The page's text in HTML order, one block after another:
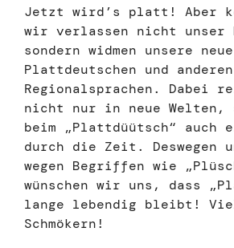
Jetzt wird’s platt! Aber
wir verlassen nicht unser
sondern widmen unsere
Plattdeutschen und anderen
Regionalsprachen. Dabei
nicht nur in neue Welten,
beim „Plattdüütsch“ auch
durch die Zeit. Deswegen
wegen Begriffen wie
wünschen wir uns, dass
lange lebendig bleibt!
Schmökern!